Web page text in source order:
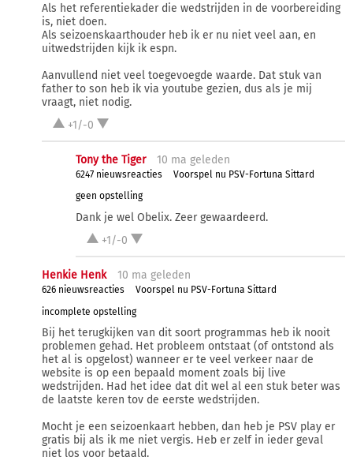
Als het referentiekader die wedstrijden in de voorbereiding
is, niet doen.
Als seizoenskaarthouder heb ik er nu niet veel aan, en
uitwedstrijden kijk ik espn.
Aanvullend niet veel toegevoegde waarde. Dat stuk van
father to son heb ik via youtube gezien, dus als je mij
vraagt, niet nodig.
+1/-0
Tony the Tiger 10 ma geleden
6247 nieuwsreacties
Voorspel nu PSV-Fortuna Sittard
geen opstelling
Dank je wel Obelix. Zeer gewaardeerd.
+1/-0
Henkie Henk 10 ma geleden
626 nieuwsreacties
Voorspel nu PSV-Fortuna Sittard
incomplete opstelling
Bij het terugkijken van dit soort programmas heb ik nooit
problemen gehad. Het probleem ontstaat (of ontstond als
het al is opgelost) wanneer er te veel verkeer naar de
website is op een bepaald moment zoals bij live
wedstrijden. Had het idee dat dit wel al een stuk beter was
de laatste keren tov de eerste wedstrijden.
Mocht je een seizoenkaart hebben, dan heb je PSV play er
gratis bij als ik me niet vergis. Heb er zelf in ieder geval
niet los voor betaald.